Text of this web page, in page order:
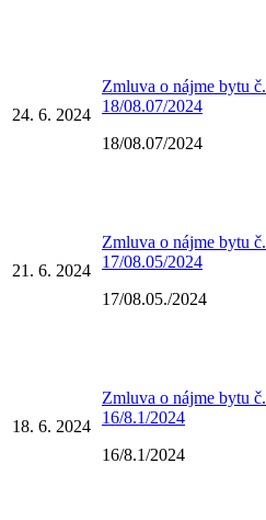
24. 6. 2024
Zmluva o nájme bytu č.
18/08.07/2024
18/08.07/2024
21. 6. 2024
Zmluva o nájme bytu č.
17/08.05/2024
17/08.05./2024
18. 6. 2024
Zmluva o nájme bytu č.
16/8.1/2024
16/8.1/2024